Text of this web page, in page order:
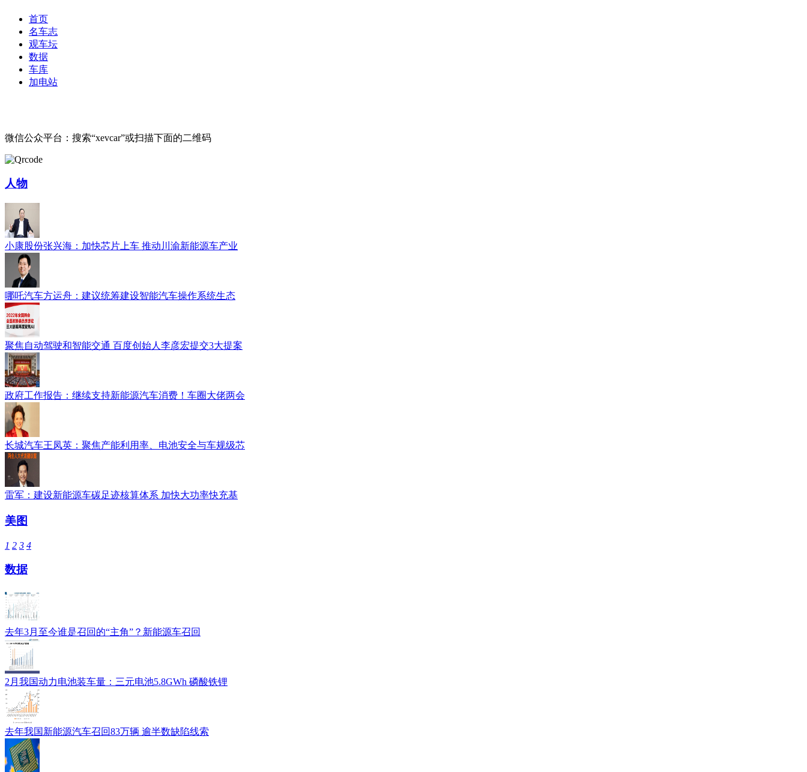
首页
名车志
观车坛
数据
车库
加电站
微信公众平台：搜索“xevcar”或扫描下面的二维码
人物
小康股份张兴海：加快芯片上车 推动川渝新能源车产业
哪吒汽车方运舟：建议统筹建设智能汽车操作系统生态
聚焦自动驾驶和智能交通 百度创始人李彦宏提交3大提案
政府工作报告：继续支持新能源汽车消费！车圈大佬两会
长城汽车王凤英：聚焦产能利用率、电池安全与车规级芯
雷军：建设新能源车碳足迹核算体系 加快大功率快充基
美图
1 2 3 4
数据
去年3月至今谁是召回的“主角”？新能源车召回
2月我国动力电池装车量：三元电池5.8GWh 磷酸铁锂
去年我国新能源汽车召回83万辆 逾半数缺陷线索